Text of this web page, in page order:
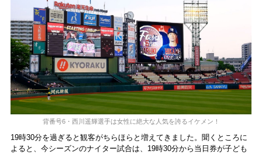
背番号6・西川遥輝選手は女性に絶大な人気を誇るイケメン！
19時30分を過ぎると観客がちらほらと増えてきました。聞くところに
よると、今シーズンのナイター試合は、19時30分から当日券が子ども